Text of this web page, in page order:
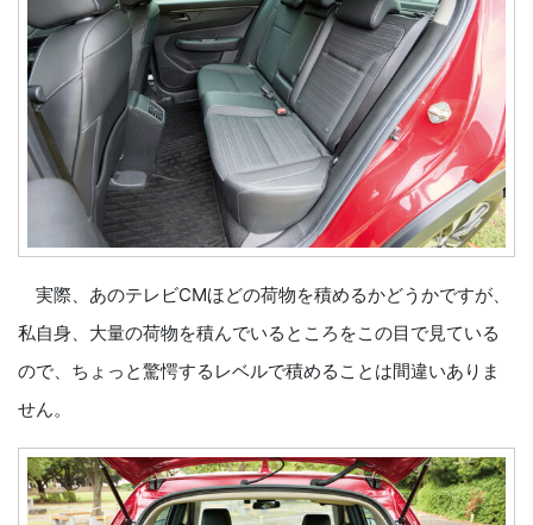
実際、あのテレビCMほどの荷物を積めるかどうかですが、
私自身、大量の荷物を積んでいるところをこの目で見ている
ので、ちょっと驚愕するレベルで積めることは間違いありま
せん。